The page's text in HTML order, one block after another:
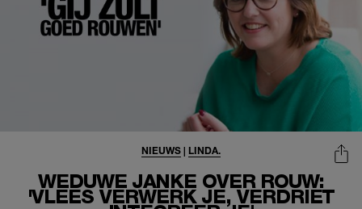
WEDUWE JANKE OVER ROUW:
'VLEES VERWERK JE, VERDRIET
NIEUWS | LINDA.